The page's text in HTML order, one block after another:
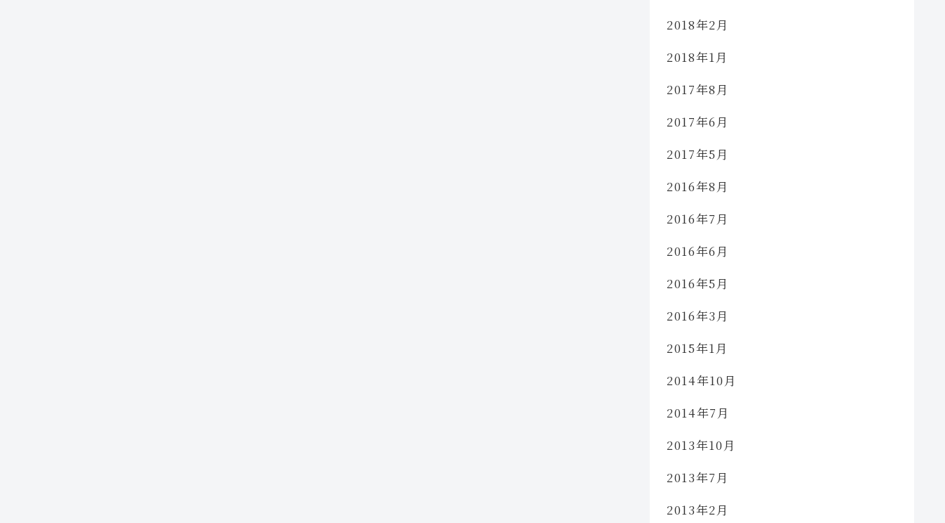
2018年2月
2018年1月
2017年8月
2017年6月
2017年5月
2016年8月
2016年7月
2016年6月
2016年5月
2016年3月
2015年1月
2014年10月
2014年7月
2013年10月
2013年7月
2013年2月